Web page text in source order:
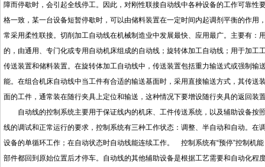
障而停歇时，会引起全线停工。因此，对刚性联接自动线中各种设备的工作可靠
格一致，某一台设备短暂停歇时，可以由储料装置在一定时间内起调剂平衡的作
常采用柔性联接。切削加工自动线在机械制造业中发展最快、应用最广。主要有
的，由通用、专门化或专用自动机床组成的自动线；旋转体加工自动线；用于加
传送装置和储料装置。在旋转体加工自动线中，传送装置包括重力输送式或强制
能。在组合机床自动线中当工件有合适的输送基面时，采用直接输送方式，其传
面的工件，通常装在随行夹具上定位和输送，这种情况下要增设随行夹具的返回
自动线的控制系统主要用于保证线内的机床、工件传送系统，以及辅助设备按
线的调试和正常运行的要求，控制系统有三种工作状态：调整、半自动和自动。
设备的单循环工作；在自动状态时自动线能连续工作。 控制系统有“预停”控制机
部件都回到原始位置后才停车。自动线的其他辅助设备是根据工艺需要和自动化